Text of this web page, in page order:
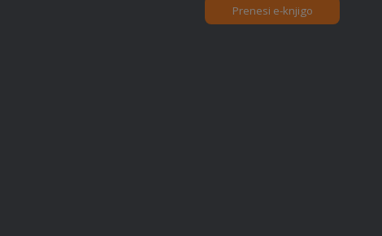
Računovodske storitve -
Prenesi e-knjigo